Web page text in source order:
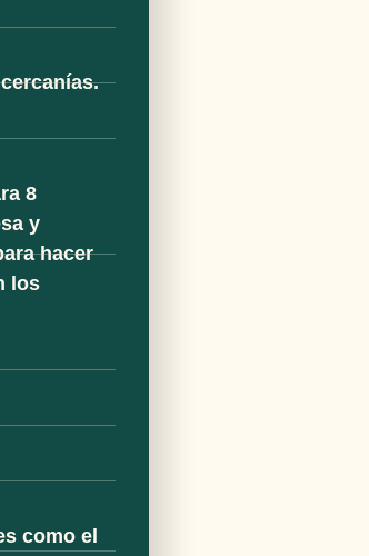
8
y
hacer
los
como el